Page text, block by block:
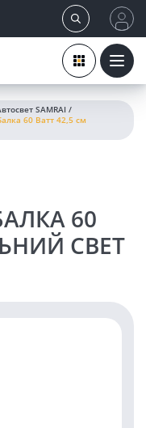
SAMRAI /
60 Ватт 42,5 см
60
СВЕТ